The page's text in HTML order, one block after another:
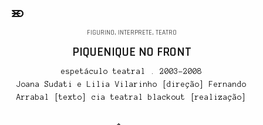
FIGURINO, INTERPRETE, TEATRO
PIQUENIQUE NO FRONT
espetáculo teatral . 2003-2008
Joana Sudati e Lilia Vilarinho [direção] Fernando
Arrabal [texto] cia teatral blackout [realização]